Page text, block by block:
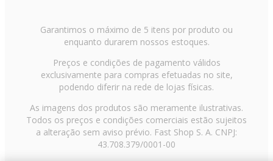
Garantimos o máximo de 5 itens por produto ou
enquanto durarem nossos estoques.
Preços e condições de pagamento válidos
exclusivamente para compras efetuadas no site,
podendo diferir na rede de lojas físicas.
As imagens dos produtos são meramente ilustrativas.
Todos os preços e condições comerciais estão sujeitos
a alteração sem aviso prévio. Fast Shop S. A. CNPJ:
43.708.379/0001-00